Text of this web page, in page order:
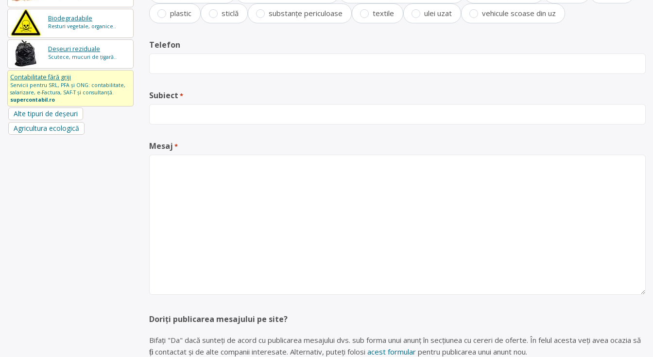
Biodegradabile
Resturi vegetale, organice..
Deșeuri reziduale
Scutece, mucuri de țigară..
Contabilitate fără griji
Servicii pentru SRL, PFA și ONG: contabilitate,
salarizare, e-Factura, SAF-T și consultanță.
supercontabil.ro
Alte tipuri de deșeuri
Agricultura ecologică
plastic sticlă substanțe periculoase textile ulei uzat vehicule scoase din uz
Telefon
Subiect *
Mesaj *
Doriți publicarea mesajului pe site?
Bifați "Da" dacă sunteți de acord cu publicarea mesajului dvs. sub forma unui anunț în secțiunea cu cereri de oferte. În felul acesta veți avea ocazia să
fiți contactat și de alte companii interesate. Alternativ, puteți folosi acest formular pentru publicarea unui anunt nou.